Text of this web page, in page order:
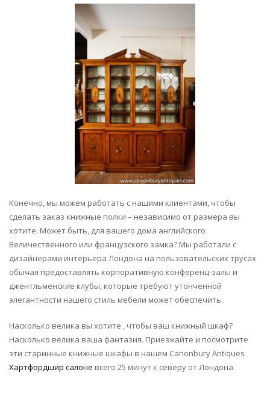
Конечно, мы можем работать с нашими клиентами, чтобы
сделать заказ книжные полки – независимо от размера вы
хотите. Может быть, для вашего дома английского
Величественного или французского замка? Мы работали с
дизайнерами интерьера Лондона на пользовательских трусах
обычая предоставлять корпоративную конференц-залы и
джентльменские клубы, которые требуют утонченной
элегантности нашего стиль мебели может обеспечить.
Насколько велика вы хотите , чтобы ваш книжный шкаф?
Насколько велика ваша фантазия. Приезжайте и посмотрите
эти старинные книжные шкафы в нашем Canonbury Antiques
Хартфордшир салоне всего 25 минут к северу от Лондона.